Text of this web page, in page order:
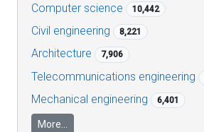
Computer science
10,442
Civil engineering 8,221
Architecture 7,906
Telecommunications engineering
Mechanical engineering 6,401
More...